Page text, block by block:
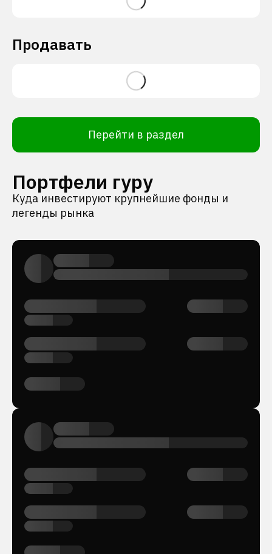
Продавать
Перейти в раздел
Портфели гуру
Куда инвестируют крупнейшие фонды и
легенды рынка